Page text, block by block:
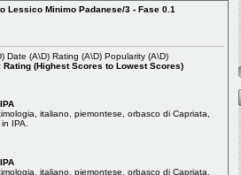
Lessico Minimo Padanese/3 - Fase 0.1
) Date (A\D) Rating (A\D) Popularity (A\D)
(Highest Scores to Lowest Scores)
italiano, piemontese, orbasco di Capriata,
IPA.
italiano, piemontese, orbasco di Capriata,